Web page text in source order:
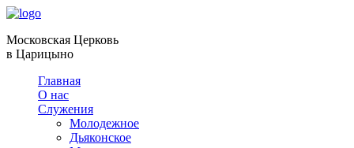
Московская Церковь
в Царицыно
Главная
О нас
Служения
Молодежное
Дьяконское